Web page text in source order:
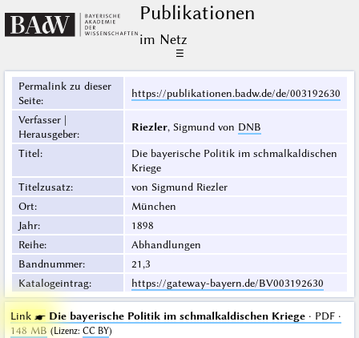
Publikationen
im Netz
☰
Permalink zu dieser
Seite:
https://publikationen.badw.de/de/003192630
Verfasser |
Herausgeber:
Riezler, Sigmund von DNB
Titel:
Die bayerische Politik im schmalkaldischen
Kriege
Titelzusatz:
von Sigmund Riezler
Ort:
München
Jahr:
1898
Reihe:
Abhandlungen
Bandnummer:
21,3
Katalogeintrag: https://gateway-bayern.de/BV003192630
Link ☛ Die bayerische Politik im schmalkaldischen Kriege· PDF ·
148 MB (Lizenz: CC BY)